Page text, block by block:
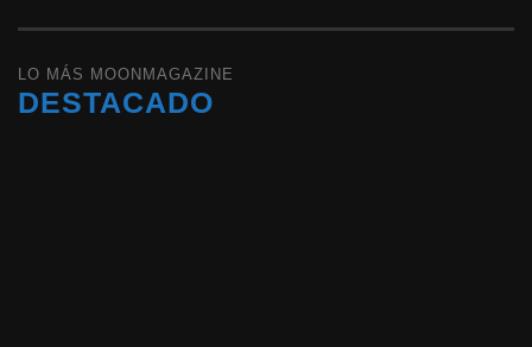
LO MÁS MOONMAGAZINE
DESTACADO